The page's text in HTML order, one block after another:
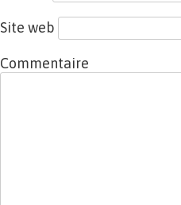
Site web
Commentaire